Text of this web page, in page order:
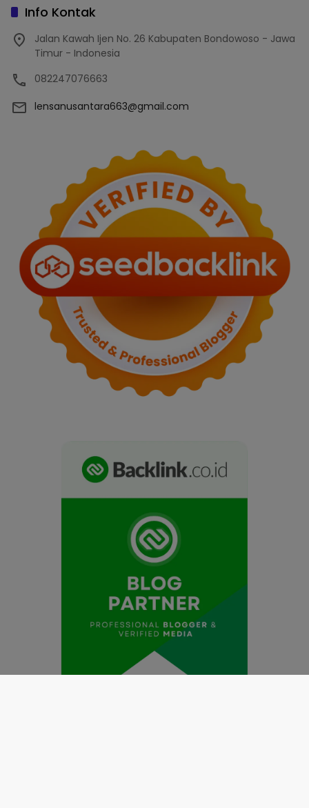
Info Kontak
Jalan Kawah Ijen No. 26 Kabupaten Bondowoso - Jawa
Timur - Indonesia
082247076663
lensanusantara663@gmail.com